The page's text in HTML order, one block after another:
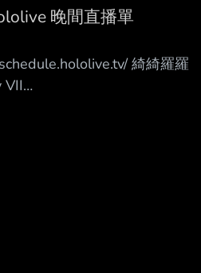
晚間直播單
綺綺羅羅
VII